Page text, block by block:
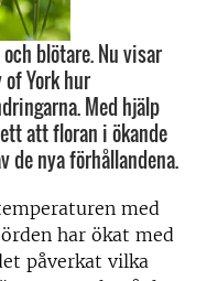
blötare. Nu visar
York hur
Med hjälp
att floran i ökande
de nya förhållandena.
med
har ökat med
påverkat vilka